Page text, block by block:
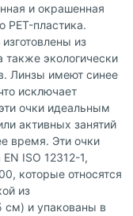
и окрашенная
PET-пластика.
из
также экологически
Линзы имеют синее
исключает
очки идеальным
активных занятий
время. Эти очки
ISO 12312-1,
которые относятся
из
см) и упакованы в